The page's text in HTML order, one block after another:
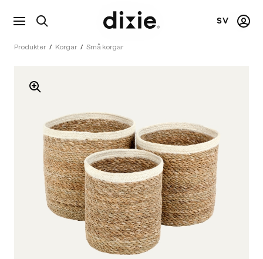
Visa SV
Mitt
Produkter / Korgar / Små korgar